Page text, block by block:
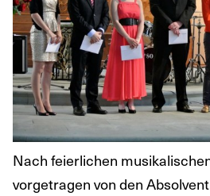
Nach feierlichen
vorgetragen von den